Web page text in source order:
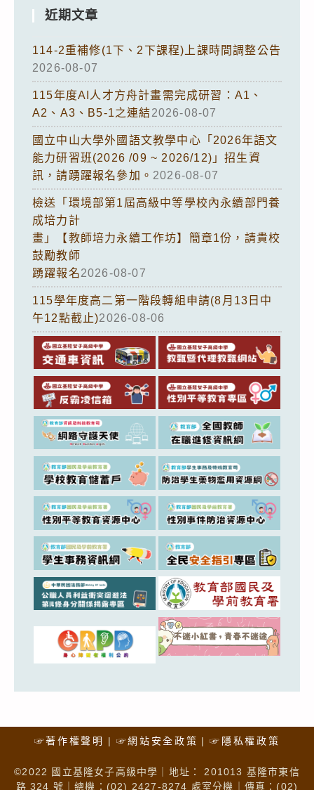
近期文章
114-2重補修(1下、2下課程)上課時間調整公告
2026-08-07
115年度AI人才方舟計畫需完成研習：A1、
A2、A3、B5-1之連結2026-08-07
國立中山大學外國語文教學中心「2026年語文
能力研習班(2026 /09 ~ 2026/12)」招生資
訊，請踴躍報名參加。 2026-08-07
檢送「環境部第1屆高級中等學校內永續部門養
成培力計
畫」【教師培力永續工作坊】簡章1份，請貴校
鼓勵教師
踴躍報名2026-08-07
115學年度高二第一階段轉組申請(8月13日中
午12點截止)2026-08-06
☞著作權聲明 ☞網站安全政策 ☞隱私權政策
©2022 國立基隆女子高級中學｜地址： 201013 基隆市東信
路 324 號｜總機：(02) 2427-8274 處室分機｜傳真：(02)